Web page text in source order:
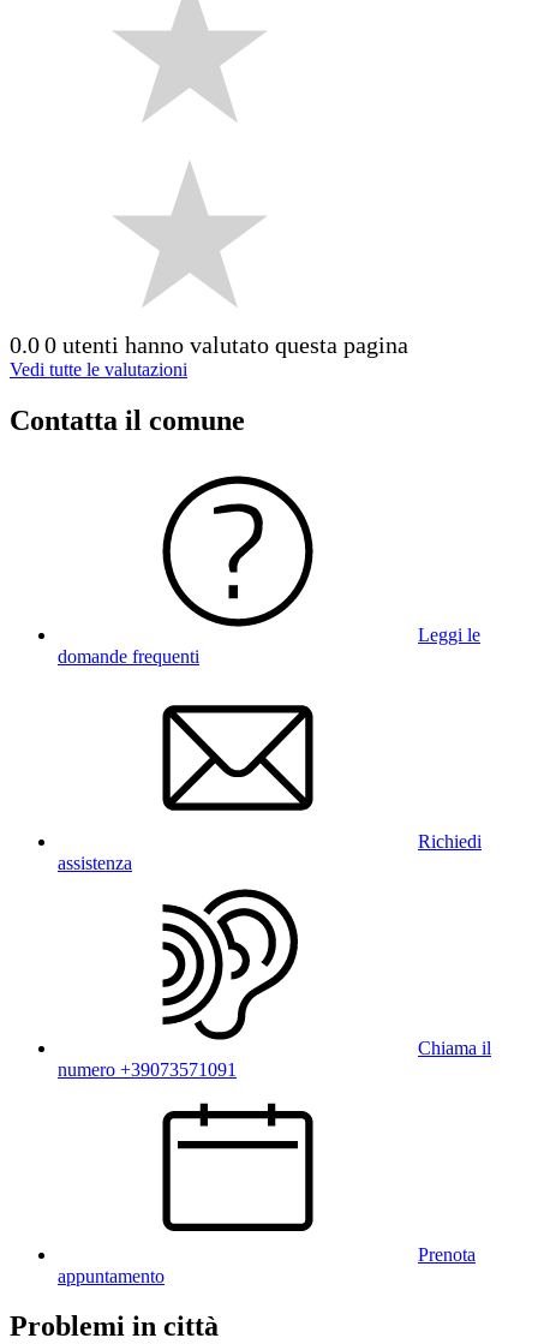
0.00 utenti hanno valutato questa pagina
Vedi tutte le valutazioni
Contatta il comune
Leggi le
domande frequenti
Richiedi
assistenza
Chiama il
numero +39073571091
Prenota
appuntamento
Problemi in città